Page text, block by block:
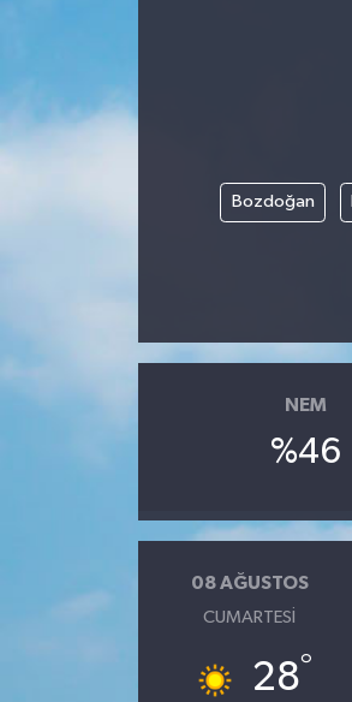
Bozdoğan
NEM
%46
08 AĞUSTOS
CUMARTESI
28°